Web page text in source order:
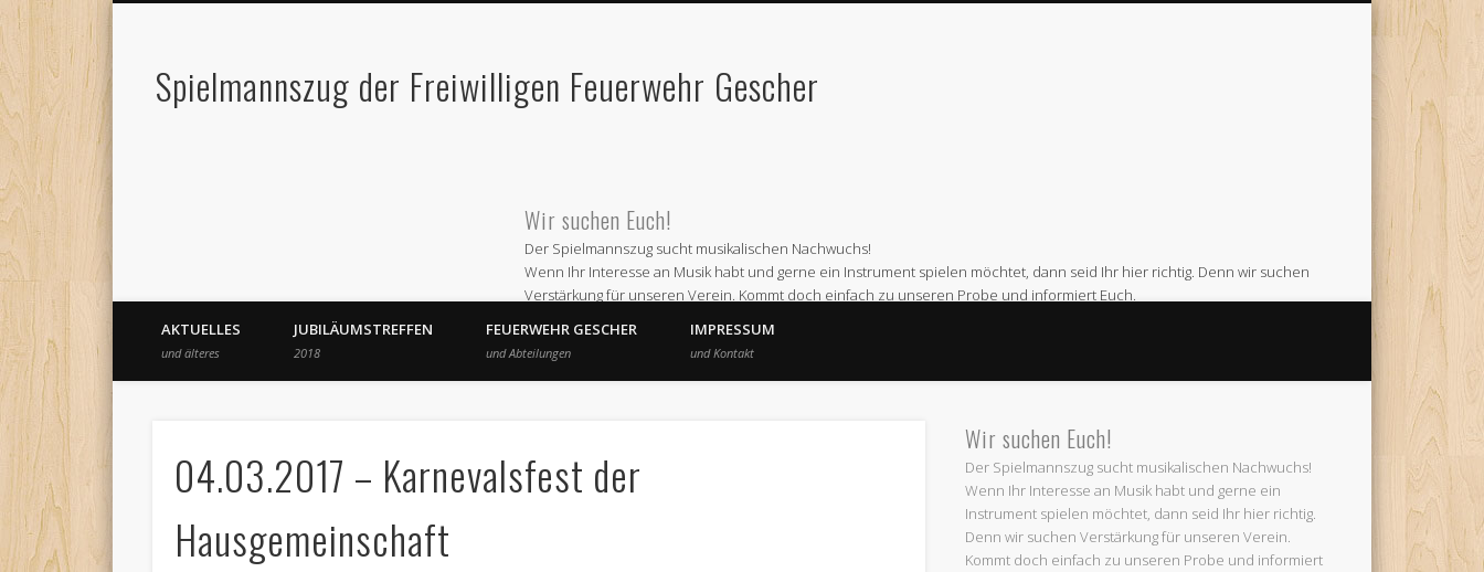
Spielmannszug der Freiwilligen Feuerwehr Gescher
Wir suchen Euch!
Der Spielmannszug sucht musikalischen Nachwuchs!
Wenn Ihr Interesse an Musik habt und gerne ein Instrument spielen möchtet, dann seid Ihr hier richtig. Denn wir suchen
Verstärkung für unseren Verein. Kommt doch einfach zu unseren Probe und informiert Euch.
Oder informiert Euch bei
Andre Schepers (Email a.schepers@spielmannszug-gescher.de)
AKTUELLES
und älteres
JUBILÄUMSTREFFEN
2018
FEUERWEHR GESCHER
und Abteilungen
IMPRESSUM
und Kontakt
04.03.2017 – Karnevalsfest der
Hausgemeinschaft
Wir suchen Euch!
Der Spielmannszug sucht musikalischen Nachwuchs!
Wenn Ihr Interesse an Musik habt und gerne ein
Instrument spielen möchtet, dann seid Ihr hier richtig.
Denn wir suchen Verstärkung für unseren Verein.
Kommt doch einfach zu unseren Probe und informiert